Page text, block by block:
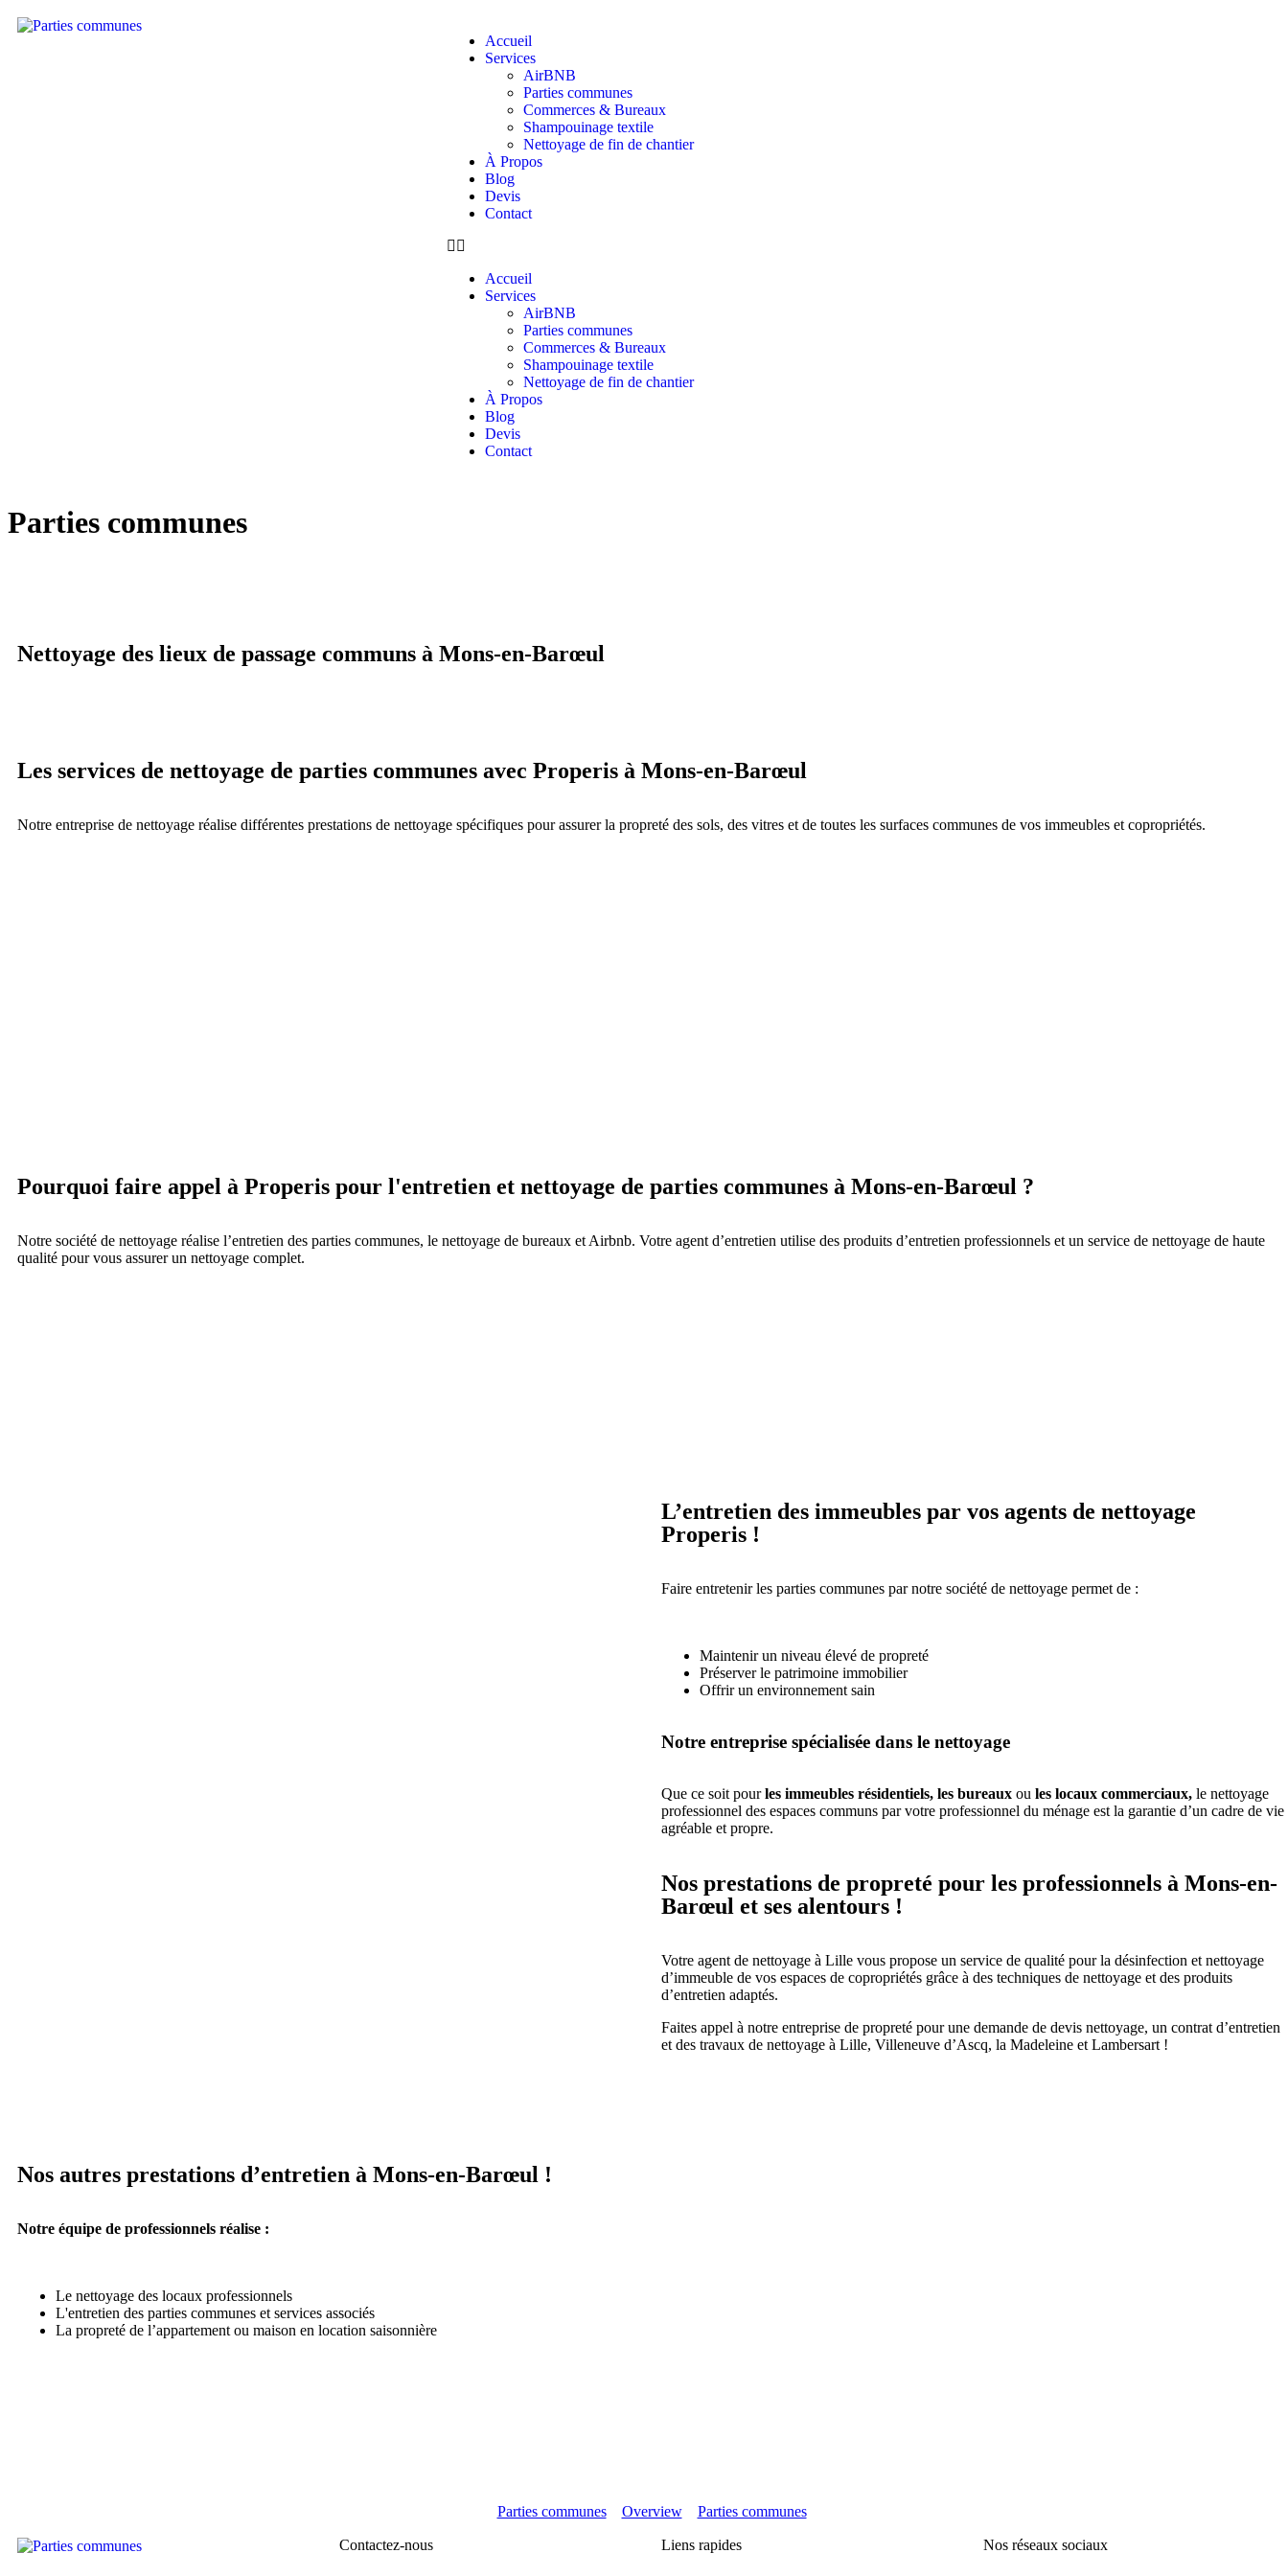
Accueil
Services
AirBNB
Parties communes
Commerces & Bureaux
Shampouinage textile
Nettoyage de fin de chantier
À Propos
Blog
Devis
Contact
Accueil
Services
AirBNB
Parties communes
Commerces & Bureaux
Shampouinage textile
Nettoyage de fin de chantier
À Propos
Blog
Devis
Contact
Parties communes
Nettoyage des lieux de passage communs à Mons-en-Barœul
Les services de nettoyage de parties communes avec Properis à Mons-en-Barœul
Notre entreprise de nettoyage réalise différentes prestations de nettoyage spécifiques pour assurer la propreté des sols, des vitres et de toutes les surfaces communes de vos immeubles et copropriétés.
Pourquoi faire appel à Properis pour l'entretien et nettoyage de parties communes à Mons-en-Barœul ?
Notre société de nettoyage réalise l’entretien des parties communes, le nettoyage de bureaux et Airbnb. Votre agent d’entretien utilise des produits d’entretien professionnels et un service de nettoyage de haute
qualité pour vous assurer un nettoyage complet.
L’entretien des immeubles par vos agents de nettoyage
Properis !
Faire entretenir les parties communes par notre société de nettoyage permet de :
Maintenir un niveau élevé de propreté
Préserver le patrimoine immobilier
Offrir un environnement sain
Notre entreprise spécialisée dans le nettoyage
Que ce soit pourles immeubles résidentiels, les bureaux ou les locaux commerciaux, le nettoyage
professionnel des espaces communs par votre professionnel du ménage est la garantie d’un cadre de vie
agréable et propre.
Nos prestations de propreté pour les professionnels à Mons-en-
Barœul et ses alentours !
Votre agent de nettoyage à Lille vous propose un service de qualité pour la désinfection et nettoyage
d’immeuble de vos espaces de copropriétés grâce à des techniques de nettoyage et des produits
d’entretien adaptés.
Faites appel à notre entreprise de propreté pour une demande de devis nettoyage, un contrat d’entretien
et des travaux de nettoyage à Lille, Villeneuve d’Ascq, la Madeleine et Lambersart !
Nos autres prestations d’entretien à Mons-en-Barœul !
Notre équipe de professionnels réalise :
Le nettoyage des locaux professionnels
L'entretien des parties communes et services associés
La propreté de l’appartement ou maison en location saisonnière
Parties communes Overview Parties communes
Contactez-nous Liens rapides Nos réseaux sociaux